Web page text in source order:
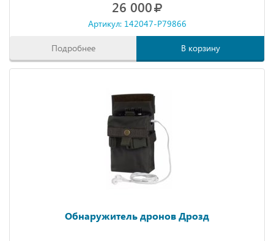
26 000
Артикул: 142047-P79866
Подробнее В корзину
Обнаружитель дронов Дрозд